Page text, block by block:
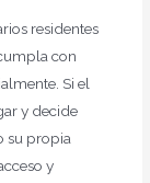
residentes
con
Si el
y decide
su propia
y